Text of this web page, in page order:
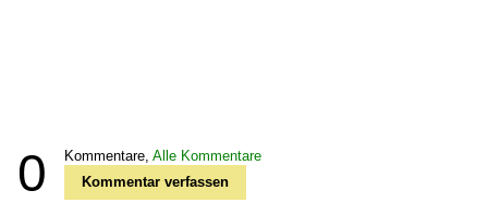
0 Kommentare, Alle Kommentare
Kommentar verfassen